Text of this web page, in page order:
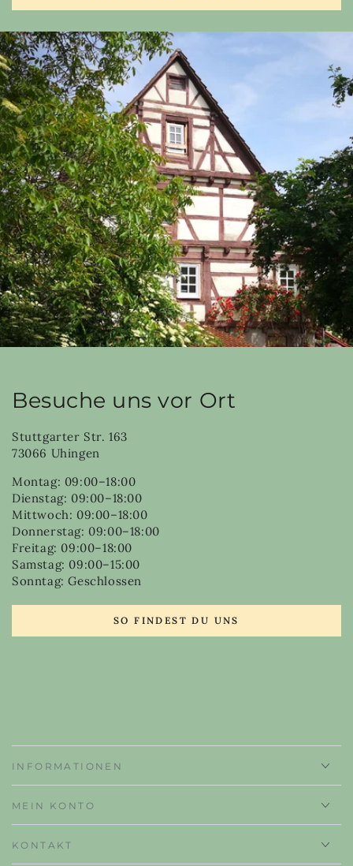
Besuche uns vor Ort
Stuttgarter Str. 163
73066 Uhingen
Montag: 09:00–18:00
Dienstag: 09:00–18:00
Mittwoch: 09:00–18:00
Donnerstag: 09:00–18:00
Freitag: 09:00–18:00
Samstag: 09:00–15:00
Sonntag: Geschlossen
SO FINDEST DU UNS
INFORMATIONEN
MEIN KONTO
KONTAKT